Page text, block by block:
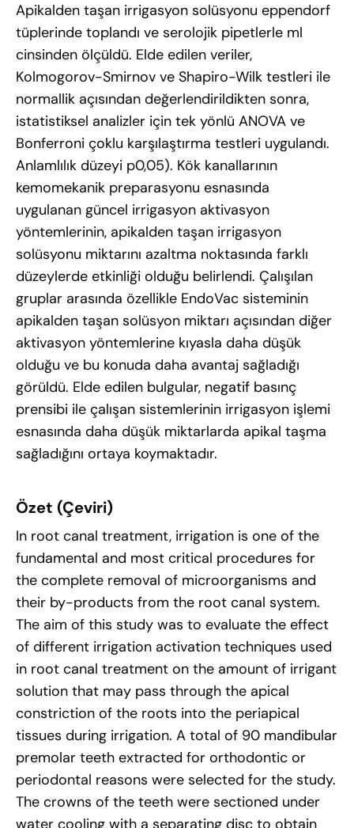
Apikalden taşan irrigasyon solüsyonu eppendorf
tüplerinde toplandı ve serolojik pipetlerle ml
cinsinden ölçüldü. Elde edilen veriler,
Kolmogorov-Smirnov ve Shapiro-Wilk testleri ile
normallik açısından değerlendirildikten sonra,
istatistiksel analizler için tek yönlü ANOVA ve
Bonferroni çoklu karşılaştırma testleri uygulandı.
Anlamlılık düzeyi p0,05). Kök kanallarının
kemomekanik preparasyonu esnasında
uygulanan güncel irrigasyon aktivasyon
yöntemlerinin, apikalden taşan irrigasyon
solüsyonu miktarını azaltma noktasında farklı
düzeylerde etkinliği olduğu belirlendi. Çalışılan
gruplar arasında özellikle EndoVac sisteminin
apikalden taşan solüsyon miktarı açısından diğer
aktivasyon yöntemlerine kıyasla daha düşük
olduğu ve bu konuda daha avantaj sağladığı
görüldü. Elde edilen bulgular, negatif basınç
prensibi ile çalışan sistemlerinin irrigasyon işlemi
esnasında daha düşük miktarlarda apikal taşma
sağladığını ortaya koymaktadır.
Özet (Çeviri)
In root canal treatment, irrigation is one of the
fundamental and most critical procedures for
the complete removal of microorganisms and
their by-products from the root canal system.
The aim of this study was to evaluate the effect
of different irrigation activation techniques used
in root canal treatment on the amount of irrigant
solution that may pass through the apical
constriction of the roots into the periapical
tissues during irrigation. A total of 90 mandibular
premolar teeth extracted for orthodontic or
periodontal reasons were selected for the study.
The crowns of the teeth were sectioned under
water cooling with a separating disc to obtain